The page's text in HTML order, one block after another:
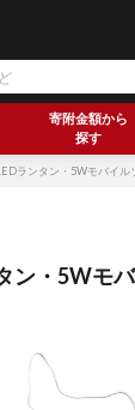
寄附金額から
探す
ランタン・5Wモバイル
ン・5Wモ